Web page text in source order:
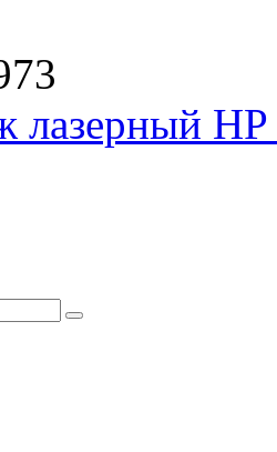
лазерный